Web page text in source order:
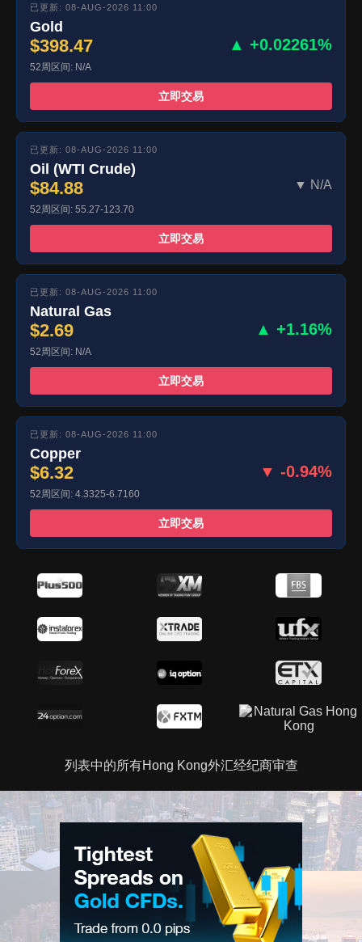
已更新: 08-AUG-2026 11:00
Gold
$398.47 ▲ +0.02261%
52周区间: N/A
立即交易
已更新: 08-AUG-2026 11:00
Oil (WTI Crude)
$84.88 ▼ N/A
52周区间: 55.27-123.70
立即交易
已更新: 08-AUG-2026 11:00
Natural Gas
$2.69 ▲ +1.16%
52周区间: N/A
立即交易
已更新: 08-AUG-2026 11:00
Copper
$6.32 ▼ -0.94%
52周区间: 4.3325-6.7160
立即交易
列表中的所有Hong Kong外汇经纪商审查
广告